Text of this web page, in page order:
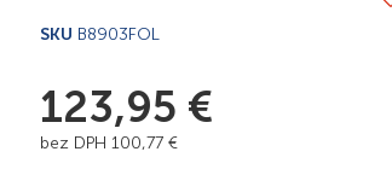
SKU B8903FOL
123,95 €
bez DPH 100,77 €